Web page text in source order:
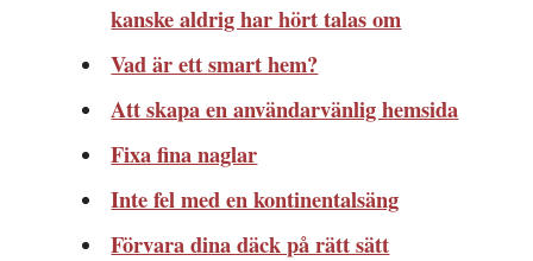
kanske aldrig har hört talas om
Vad är ett smart hem?
Att skapa en användarvänlig hemsida
Fixa fina naglar
Inte fel med en kontinentalsäng
Förvara dina däck på rätt sätt